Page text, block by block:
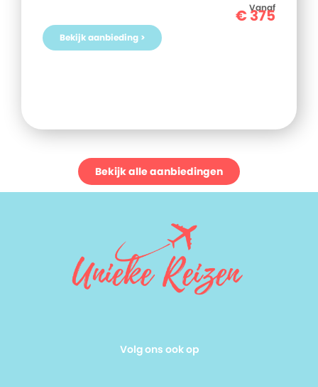
Vanaf
€375
Bekijk aanbieding >
Bekijk alle aanbiedingen
Volg ons ook op